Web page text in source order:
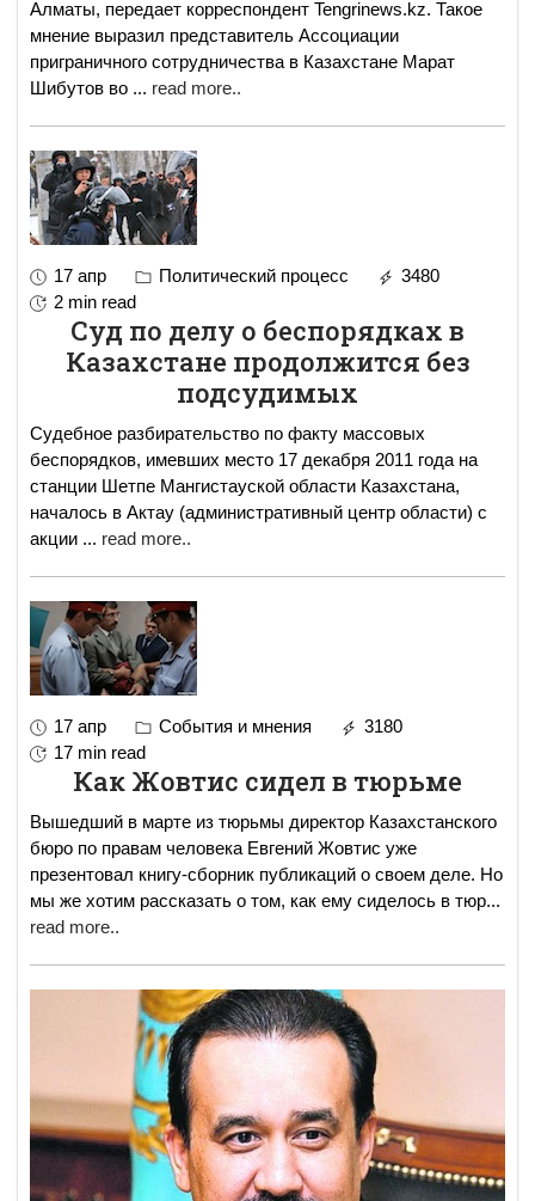
Алматы, передает корреспондент Tengrinews.kz. Такое
мнение выразил представитель Ассоциации
приграничного сотрудничества в Казахстане Марат
Шибутов во ... read more..
17 апр Политический процесс
3480
2 min read
Суд по делу о беспорядках в
Казахстане продолжится без
подсудимых
Судебное разбирательство по факту массовых
беспорядков, имевших место 17 декабря 2011 года на
станции Шетпе Мангистауской области Казахстана,
началось в Актау (административный центр области) с
акции ... read more..
17 апр События и мнения
3180
17 min read
Как Жовтис сидел в тюрьме
Вышедший в марте из тюрьмы директор Казахстанского
бюро по правам человека Евгений Жовтис уже
презентовал книгу-сборник публикаций о своем деле. Но
мы же хотим рассказать о том, как ему сиделось в тюр...
read more..